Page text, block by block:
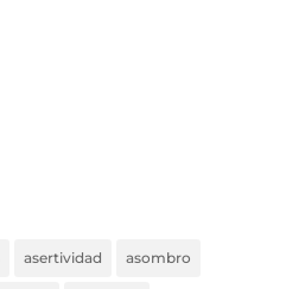
asertividad asombro